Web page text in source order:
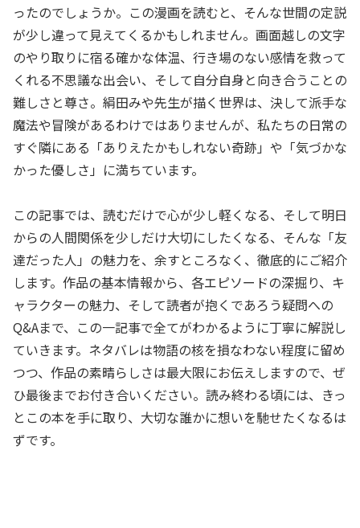
ったのでしょうか。この漫画を読むと、そんな世間の定説
が少し違って見えてくるかもしれません。画面越しの文字
のやり取りに宿る確かな体温、行き場のない感情を救って
くれる不思議な出会い、そして自分自身と向き合うことの
難しさと尊さ。絹田みや先生が描く世界は、決して派手な
魔法や冒険があるわけではありませんが、私たちの日常の
すぐ隣にある「ありえたかもしれない奇跡」や「気づかな
かった優しさ」に満ちています。
この記事では、読むだけで心が少し軽くなる、そして明日
からの人間関係を少しだけ大切にしたくなる、そんな「友
達だった人」の魅力を、余すところなく、徹底的にご紹介
します。作品の基本情報から、各エピソードの深掘り、キ
ャラクターの魅力、そして読者が抱くであろう疑問への
Q&Aまで、この一記事で全てがわかるように丁寧に解説し
ていきます。ネタバレは物語の核を損なわない程度に留め
つつ、作品の素晴らしさは最大限にお伝えしますので、ぜ
ひ最後までお付き合いください。読み終わる頃には、きっ
とこの本を手に取り、大切な誰かに想いを馳せたくなるは
ずです。